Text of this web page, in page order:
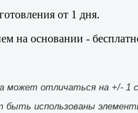
от 1 дня.
на основании -
может отличаться на +/- 1
быть использованы